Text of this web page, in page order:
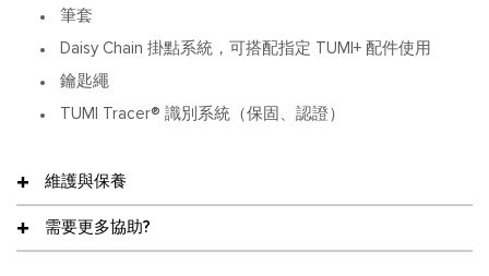
筆套
Daisy Chain 掛點系統，可搭配指定 TUMI+ 配件使用
鑰匙繩
TUMI Tracer® 識別系統（保固、認證）
維護與保養
需要更多協助?